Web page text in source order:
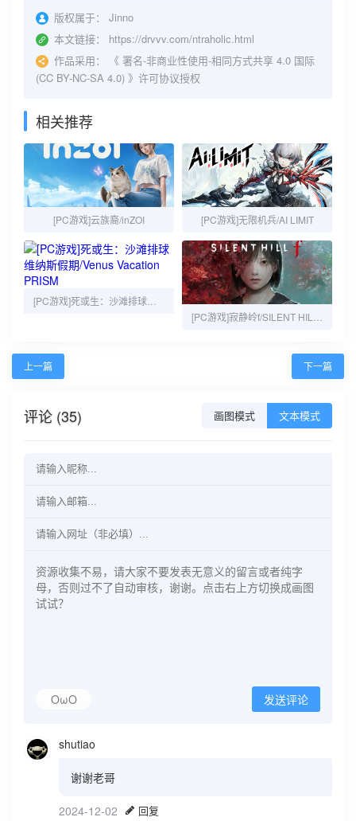
版权属于：
Jinno
本文链接：
https://drvvv.com/ntraholic.html
作品采用：
《 署名-非商业性使用-相同方式共享 4.0 国际
(CC BY-NC-SA 4.0) 》许可协议授权
相关推荐
[PC游戏]云族裔/inZOI [PC游戏]无限机兵/AI LIMIT
上一篇 下一篇
评论 (35) 画图模式 文本模式
OωO 发送评论
shutiao
谢谢老哥
2024-12-02 回复